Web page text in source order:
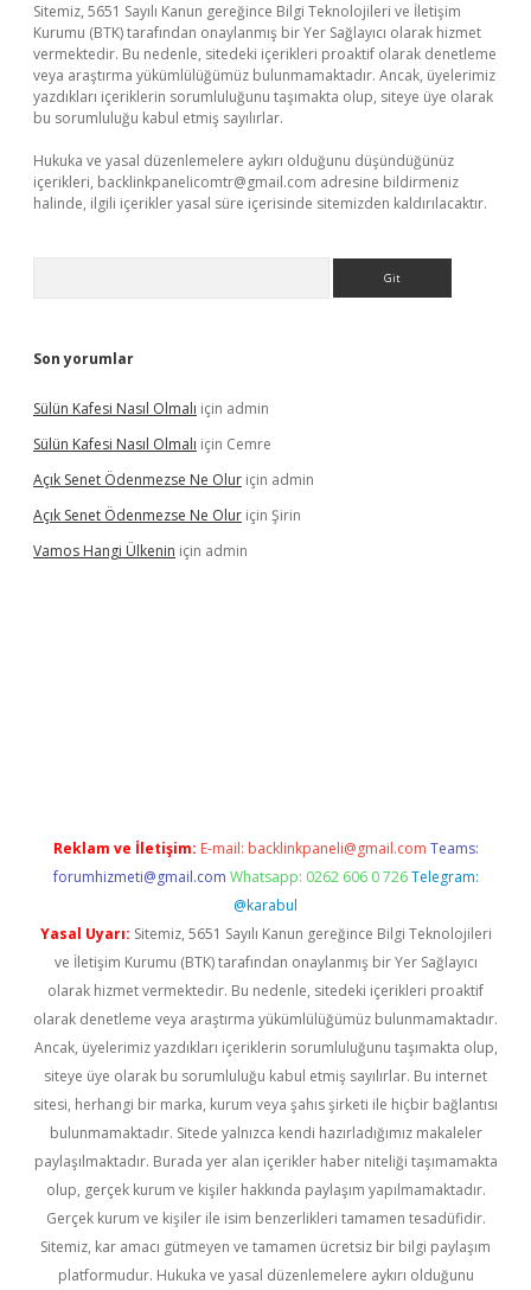
Sitemiz, 5651 Sayılı Kanun gereğince Bilgi Teknolojileri ve İletişim
Kurumu (BTK) tarafından onaylanmış bir Yer Sağlayıcı olarak hizmet
vermektedir. Bu nedenle, sitedeki içerikleri proaktif olarak denetleme
veya araştırma yükümlülüğümüz bulunmamaktadır. Ancak, üyelerimiz
yazdıkları içeriklerin sorumluluğunu taşımakta olup, siteye üye olarak
bu sorumluluğu kabul etmiş sayılırlar.
Hukuka ve yasal düzenlemelere aykırı olduğunu düşündüğünüz
içerikleri, backlinkpanelicomtr@gmail.com adresine bildirmeniz
halinde, ilgili içerikler yasal süre içerisinde sitemizden kaldırılacaktır.
Son yorumlar
Sülün Kafesi Nasıl Olmalı için admin
Sülün Kafesi Nasıl Olmalı için Cemre
Açık Senet Ödenmezse Ne Olur için admin
Açık Senet Ödenmezse Ne Olur için Şirin
Vamos Hangi Ülkenin için admin
Reklam ve İletişim: E-mail: backlinkpaneli@gmail.com Teams:
forumhizmeti@gmail.com Whatsapp: 0262 606 0 726 Telegram:
@karabul
Yasal Uyarı: Sitemiz, 5651 Sayılı Kanun gereğince Bilgi Teknolojileri
ve İletişim Kurumu (BTK) tarafından onaylanmış bir Yer Sağlayıcı
olarak hizmet vermektedir. Bu nedenle, sitedeki içerikleri proaktif
olarak denetleme veya araştırma yükümlülüğümüz bulunmamaktadır.
Ancak, üyelerimiz yazdıkları içeriklerin sorumluluğunu taşımakta olup,
siteye üye olarak bu sorumluluğu kabul etmiş sayılırlar. Bu internet
sitesi, herhangi bir marka, kurum veya şahıs şirketi ile hiçbir bağlantısı
bulunmamaktadır. Sitede yalnızca kendi hazırladığımız makaleler
paylaşılmaktadır. Burada yer alan içerikler haber niteliği taşımamakta
olup, gerçek kurum ve kişiler hakkında paylaşım yapılmamaktadır.
Gerçek kurum ve kişiler ile isim benzerlikleri tamamen tesadüfidir.
Sitemiz, kar amacı gütmeyen ve tamamen ücretsiz bir bilgi paylaşım
platformudur. Hukuka ve yasal düzenlemelere aykırı olduğunu